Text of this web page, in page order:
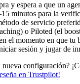
y espera a que un
minutos para la
de servicio
o Piloted (el
el momento en que tu
sesión y jugar de
configuración?
en Trustpilot!